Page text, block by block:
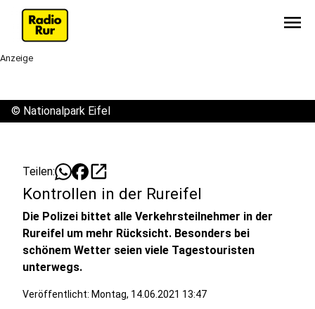
menu
Anzeige
© Nationalpark Eifel
Teilen: open_in_new
Kontrollen in der Rureifel
Die Polizei bittet alle Verkehrsteilnehmer in der
Rureifel um mehr Rücksicht. Besonders bei
schönem Wetter seien viele Tagestouristen
unterwegs.
Veröffentlicht: Montag, 14.06.2021 13:47